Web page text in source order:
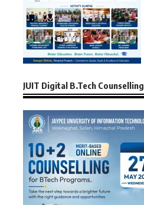
JUIT Digital B.Tech Counselling